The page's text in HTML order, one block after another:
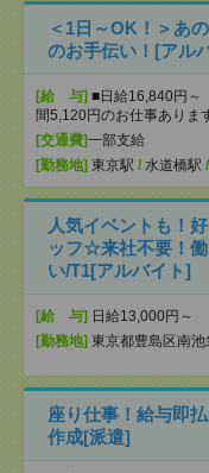
＜1日～OK！＞あ
のお手伝い！[アル
[給 与] ■日給16,840円
間5,120円のお仕事ありま
[交通費]一部支給
[勤務地] 東京駅 / 水道橋駅 /
人気イベントも！
ッフ☆来社不要！
い/T1[アルバイト]
[給 与] 日給13,000円～
[勤務地] 東京都豊島区南池
座り仕事！給与即
作成[派遣]